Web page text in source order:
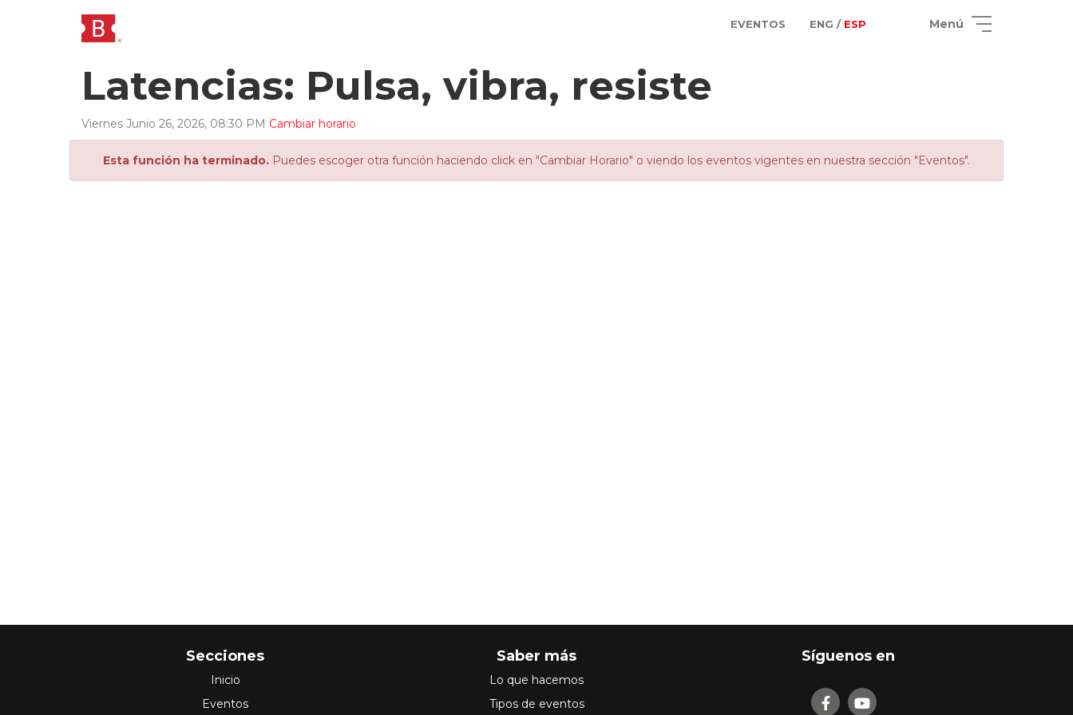
EVENTOS ENG / ESP Menú
Latencias: Pulsa, vibra, resiste
Viernes Junio 26, 2026, 08:30 PM Cambiar horario
Esta función ha terminado. Puedes escoger otra función haciendo click en "Cambiar Horario" o viendo los eventos vigentes en nuestra sección "Eventos".
Secciones
Inicio
Eventos
Saber más
Lo que hacemos
Tipos de eventos
Síguenos en